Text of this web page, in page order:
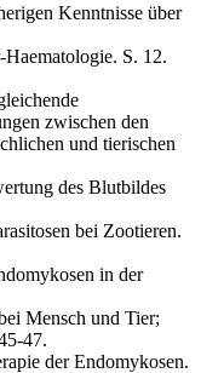
Kenntnisse über
S. 12.
zwischen den
und tierischen
des Blutbildes
bei Zootieren.
in der
Mensch und Tier;
47.
der Endomykosen.